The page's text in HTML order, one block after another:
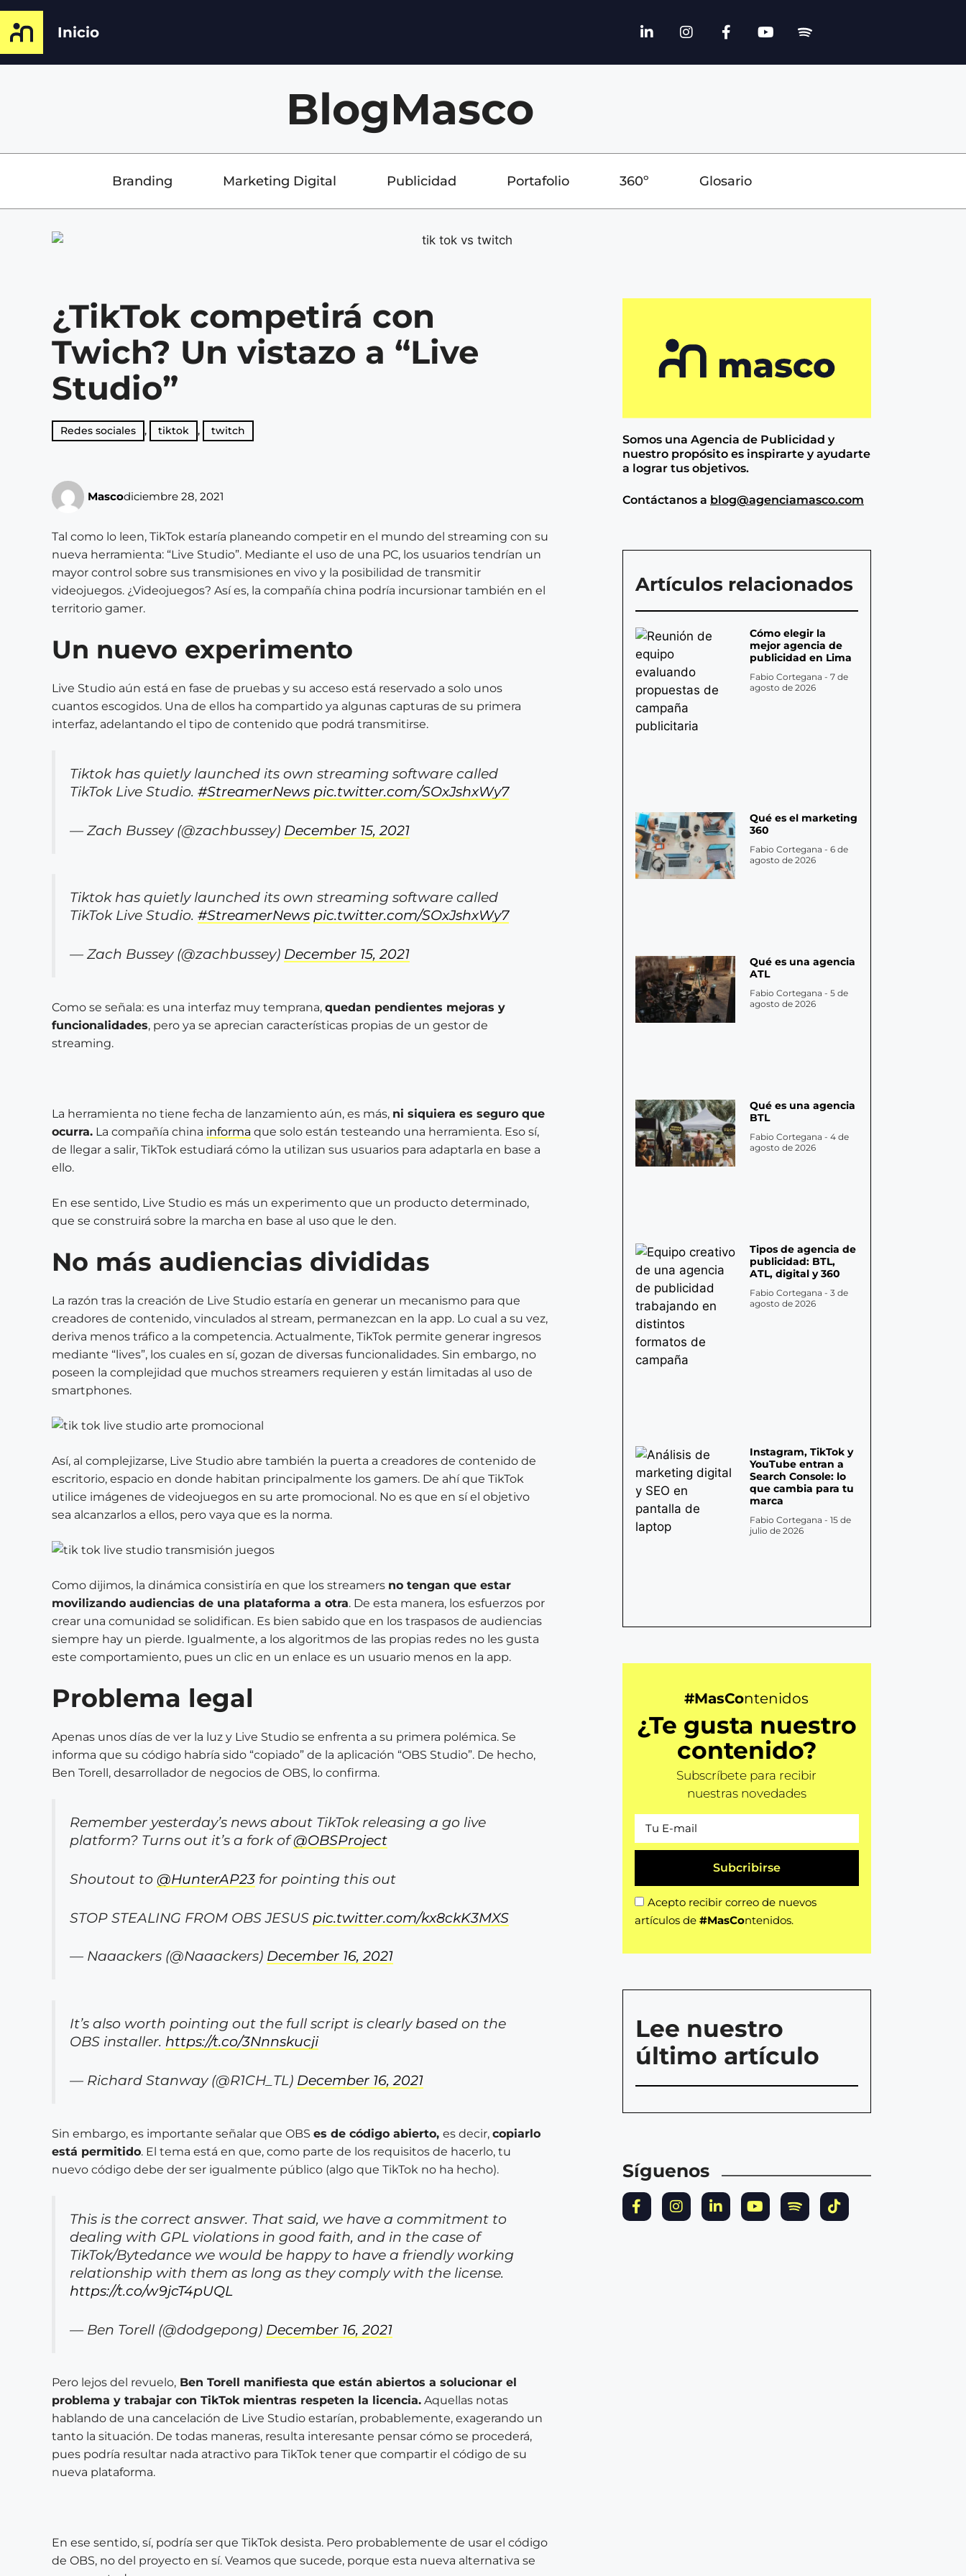
Inicio
BlogMasco
Branding Marketing Digital Publicidad Portafolio 360º Glosario
¿TikTok competirá con
Twich? Un vistazo a “Live
Studio”
Redes sociales , tiktok , twitch
Mascodiciembre 28, 2021
Tal como lo leen, TikTok estaría planeando competir en el mundo del streaming con su
nueva herramienta: “Live Studio”. Mediante el uso de una PC, los usuarios tendrían un
mayor control sobre sus transmisiones en vivo y la posibilidad de transmitir
videojuegos. ¿Videojuegos? Así es, la compañía china podría incursionar también en el
territorio gamer.
Un nuevo experimento
Live Studio aún está en fase de pruebas y su acceso está reservado a solo unos
cuantos escogidos. Una de ellos ha compartido ya algunas capturas de su primera
interfaz, adelantando el tipo de contenido que podrá transmitirse.
Tiktok has quietly launched its own streaming software called
TikTok Live Studio. #StreamerNews pic.twitter.com/SOxJshxWy7
— Zach Bussey (@zachbussey) December 15, 2021
Tiktok has quietly launched its own streaming software called
TikTok Live Studio. #StreamerNews pic.twitter.com/SOxJshxWy7
— Zach Bussey (@zachbussey) December 15, 2021
Como se señala: es una interfaz muy temprana, quedan pendientes mejoras y
funcionalidades, pero ya se aprecian características propias de un gestor de
streaming.
La herramienta no tiene fecha de lanzamiento aún, es más, ni siquiera es seguro que
ocurra. La compañía china informa que solo están testeando una herramienta. Eso sí,
de llegar a salir, TikTok estudiará cómo la utilizan sus usuarios para adaptarla en base a
ello.
En ese sentido, Live Studio es más un experimento que un producto determinado,
que se construirá sobre la marcha en base al uso que le den.
No más audiencias divididas
La razón tras la creación de Live Studio estaría en generar un mecanismo para que
creadores de contenido, vinculados al stream, permanezcan en la app. Lo cual a su vez,
deriva menos tráfico a la competencia. Actualmente, TikTok permite generar ingresos
mediante “lives”, los cuales en sí, gozan de diversas funcionalidades. Sin embargo, no
poseen la complejidad que muchos streamers requieren y están limitadas al uso de
smartphones.
Así, al complejizarse, Live Studio abre también la puerta a creadores de contenido de
escritorio, espacio en donde habitan principalmente los gamers. De ahí que TikTok
utilice imágenes de videojuegos en su arte promocional. No es que en sí el objetivo
sea alcanzarlos a ellos, pero vaya que es la norma.
Como dijimos, la dinámica consistiría en que los streamers no tengan que estar
movilizando audiencias de una plataforma a otra. De esta manera, los esfuerzos por
crear una comunidad se solidifican. Es bien sabido que en los traspasos de audiencias
siempre hay un pierde. Igualmente, a los algoritmos de las propias redes no les gusta
este comportamiento, pues un clic en un enlace es un usuario menos en la app.
Problema legal
Apenas unos días de ver la luz y Live Studio se enfrenta a su primera polémica. Se
informa que su código habría sido “copiado” de la aplicación “OBS Studio”. De hecho,
Ben Torell, desarrollador de negocios de OBS, lo confirma.
Remember yesterday’s news about TikTok releasing a go live
platform? Turns out it’s a fork of@OBSProject
Shoutout to @HunterAP23 for pointing this out
STOP STEALING FROM OBS JESUS pic.twitter.com/kx8ckK3MXS
— Naaackers (@Naaackers) December 16, 2021
It’s also worth pointing out the full script is clearly based on the
OBS installer. https://t.co/3Nnnskucji
— Richard Stanway (@R1CH_TL) December 16, 2021
Sin embargo, es importante señalar que OBS es de código abierto, es decir, copiarlo
está permitido. El tema está en que, como parte de los requisitos de hacerlo, tu
nuevo código debe der ser igualmente público (algo que TikTok no ha hecho).
This is the correct answer. That said, we have a commitment to
dealing with GPL violations in good faith, and in the case of
TikTok/Bytedance we would be happy to have a friendly working
relationship with them as long as they comply with the license.
https://t.co/w9jcT4pUQL
— Ben Torell (@dodgepong) December 16, 2021
Pero lejos del revuelo, Ben Torell manifiesta que están abiertos a solucionar el
problema y trabajar con TikTok mientras respeten la licencia. Aquellas notas
hablando de una cancelación de Live Studio estarían, probablemente, exagerando un
tanto la situación. De todas maneras, resulta interesante pensar cómo se procederá,
pues podría resultar nada atractivo para TikTok tener que compartir el código de su
nueva plataforma.
En ese sentido, sí, podría ser que TikTok desista. Pero probablemente de usar el código
de OBS, no del proyecto en sí. Veamos que sucede, porque esta nueva alternativa se
Somos una Agencia de Publicidad y
nuestro propósito es inspirarte y ayudarte
a lograr tus objetivos.
Contáctanos a blog@agenciamasco.com
Artículos relacionados
Cómo elegir la
mejor agencia de
publicidad en Lima
Fabio Cortegana 7 de
agosto de 2026
Qué es el marketing
360
Fabio Cortegana 6 de
agosto de 2026
Qué es una agencia
ATL
Fabio Cortegana 5 de
agosto de 2026
Qué es una agencia
BTL
Fabio Cortegana 4 de
agosto de 2026
Tipos de agencia de
publicidad: BTL,
ATL, digital y 360
Fabio Cortegana 3 de
agosto de 2026
Instagram, TikTok y
YouTube entran a
Search Console: lo
que cambia para tu
marca
Fabio Cortegana 15 de
julio de 2026
#MasContenidos
¿Te gusta nuestro
contenido?
Subscríbete para recibir
nuestras novedades
Acepto recibir correo de nuevos
artículos de #MasContenidos.
Subcribirse
Lee nuestro
último artículo
Síguenos